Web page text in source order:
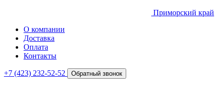
Приморский край
О компании
Доставка
Оплата
Контакты
+7 (423) 232-52-52 Обратный звонок